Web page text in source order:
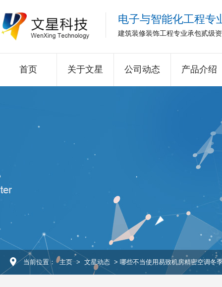
电子与智能化工程专
建筑装修装饰工程专业承包贰级
首页 关于文星 公司动态 产品介绍
当前位置： 主页 > 文星动态 > 哪些不当使用易致机房精密空调冬